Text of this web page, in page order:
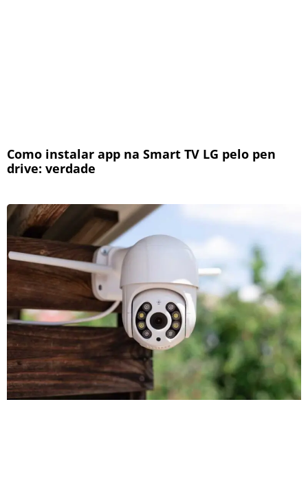
Como instalar app na Smart TV LG pelo pen
drive: verdade